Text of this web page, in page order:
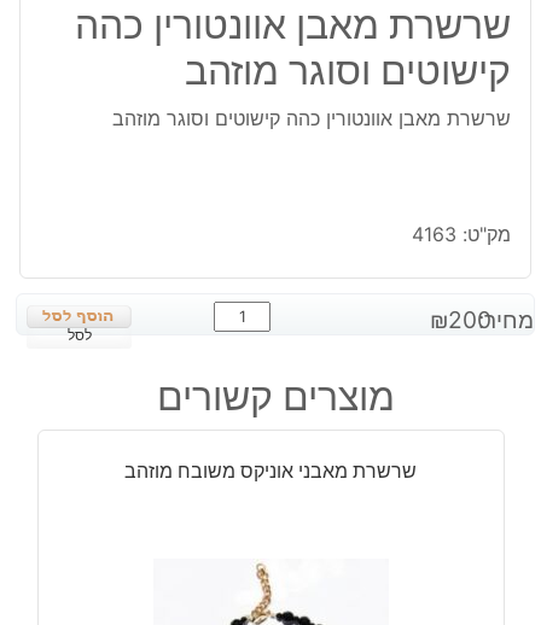
שרשרת מאבן אוונטורין כהה
קישוטים וסוגר מוזהב
שרשרת מאבן אוונטורין כהה קישוטים וסוגר מוזהב
מק"ט: 4163
מחיר: ₪200
כמות
של
מאבן
אוונטורין
קישוטים
לסל
מוצרים קשורים
שרשרת מאבני אוניקס משובח מוזהב